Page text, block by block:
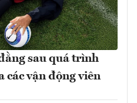
sau quá trình
các vận động viên